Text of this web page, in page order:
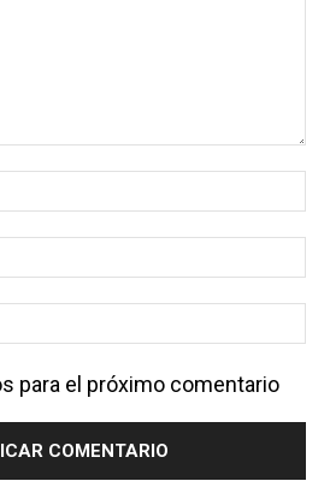
para el próximo comentario